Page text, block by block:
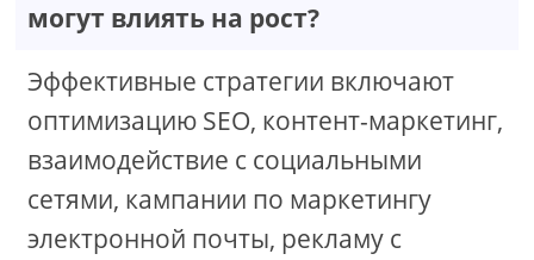
могут влиять на рост?
Эффективные стратегии включают
оптимизацию SEO, контент-маркетинг,
взаимодействие с социальными
сетями, кампании по маркетингу
электронной почты, рекламу с